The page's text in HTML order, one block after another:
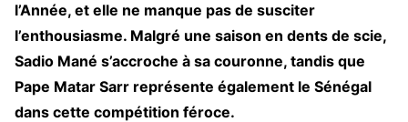
l’Année, et elle ne manque pas de susciter
l’enthousiasme. Malgré une saison en dents de scie,
Sadio Mané s’accroche à sa couronne, tandis que
Pape Matar Sarr représente également le Sénégal
dans cette compétition féroce.